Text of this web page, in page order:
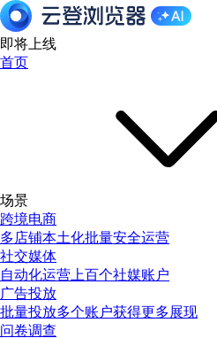
即将上线
首页
场景
跨境电商
多店铺本土化批量安全运营
社交媒体
自动化运营上百个社媒账户
广告投放
批量投放多个账户获得更多展现
问卷调查